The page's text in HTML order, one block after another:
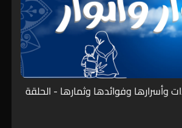
وأسرارها وفوائدها وثمارها - الحلقة